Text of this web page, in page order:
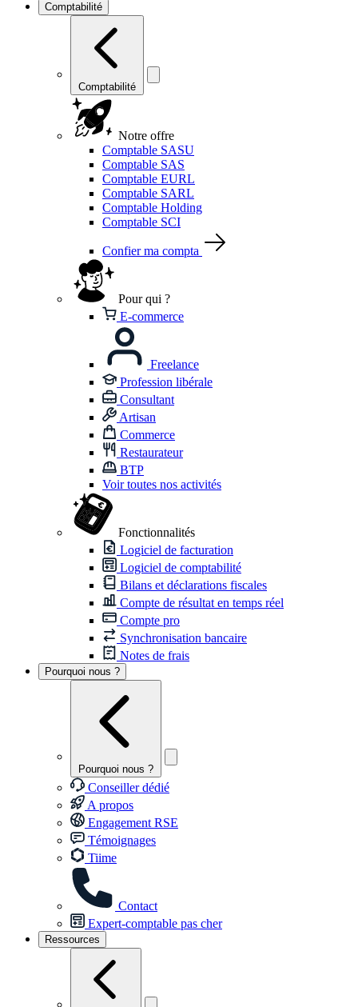
Comptabilité
Comptabilité
Notre offre
Comptable SASU
Comptable SAS
Comptable EURL
Comptable SARL
Comptable Holding
Comptable SCI
Confier ma compta
Pour qui ?
E-commerce
Freelance
Profession libérale
Consultant
Artisan
Commerce
Restaurateur
BTP
Voir toutes nos activités
Fonctionnalités
Logiciel de facturation
Logiciel de comptabilité
Bilans et déclarations fiscales
Compte de résultat en temps réel
Compte pro
Synchronisation bancaire
Notes de frais
Pourquoi nous ?
Pourquoi nous ?
Conseiller dédié
A propos
Engagement RSE
Témoignages
Tiime
Contact
Expert-comptable pas cher
Ressources